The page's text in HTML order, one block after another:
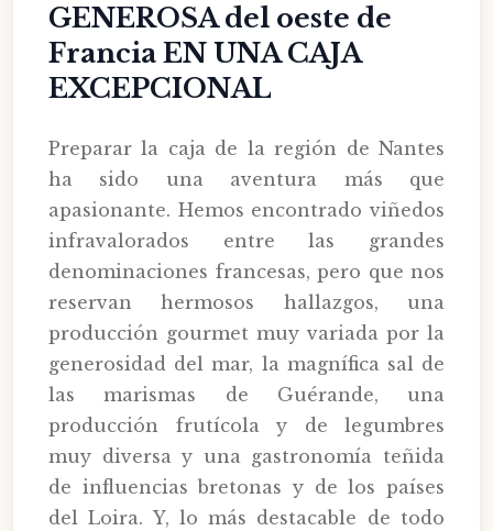
GENEROSA del oeste de
Francia EN UNA CAJA
EXCEPCIONAL
Preparar la caja de la región de Nantes
ha sido una aventura más que
apasionante. Hemos encontrado viñedos
infravalorados entre las grandes
denominaciones francesas, pero que nos
reservan hermosos hallazgos, una
producción gourmet muy variada por la
generosidad del mar, la magnífica sal de
las marismas de Guérande, una
producción frutícola y de legumbres
muy diversa y una gastronomía teñida
de influencias bretonas y de los países
del Loira. Y, lo más destacable de todo